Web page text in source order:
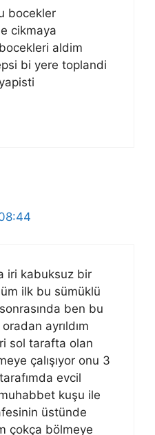
bocekler
cikmaya
aldim
bi yere toplandi
iri kabuksuz bir
ilk bu sümüklü
ben bu
ayrıldım
sol tarafta olan
çalışıyor onu 3
evcil
kuşu ile
üstünde
çokça bölmeye